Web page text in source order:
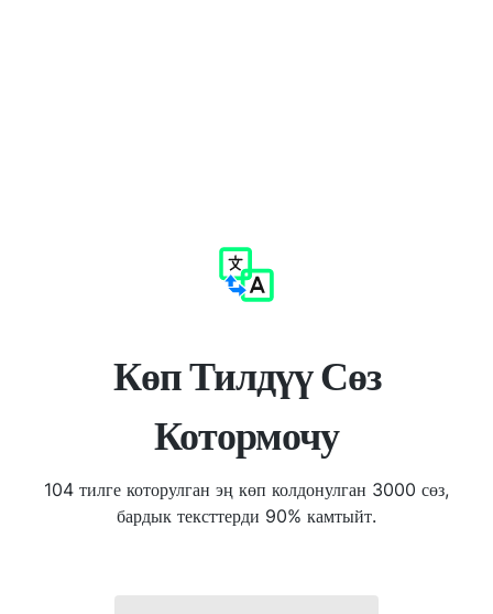
Көп Тилдүү Сөз
Котормочу
104 тилге которулган эң көп колдонулган 3000 сөз,
бардык тексттерди 90% камтыйт.